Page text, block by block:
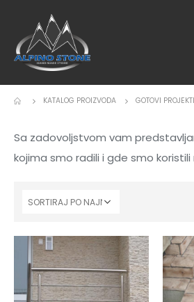
KATALOG PROIZVODA GOTOVI PROJEKTI
Sa zadovoljstvom vam
kojima smo radili i gde smo